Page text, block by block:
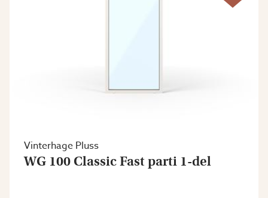
Vinterhage Pluss
WG 100 Classic Fast parti 1-del